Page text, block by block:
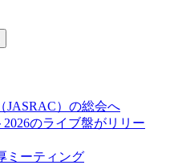
JASRAC）の総会へ
のライブ盤がリリー
ミーティング